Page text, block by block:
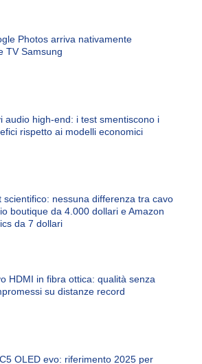
Photos arriva nativamente
TV Samsung
audio high-end: i test smentiscono i
rispetto ai modelli economici
scientifico: nessuna differenza tra cavo
boutique da 4.000 dollari e Amazon
da 7 dollari
HDMI in fibra ottica: qualità senza
su distanze record
OLED evo: riferimento 2025 per